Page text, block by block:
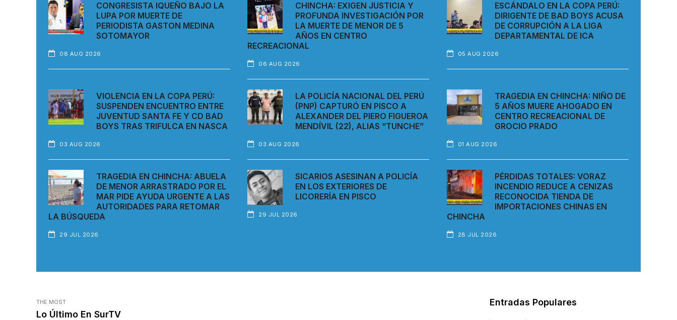
CONGRESISTA IQUEÑO BAJO LA
LUPA POR MUERTE DE
PERIODISTA GASTON MEDINA
SOTOMAYOR
08 AUG 2026
CHINCHA: EXIGEN JUSTICIA Y
PROFUNDA INVESTIGACIÓN POR
LA MUERTE DE MENOR DE 5
AÑOS EN CENTRO
RECREACIONAL
06 AUG 2026
ESCÁNDALO EN LA COPA PERÚ:
DIRIGENTE DE BAD BOYS ACUSA
DE CORRUPCIÓN A LA LIGA
DEPARTAMENTAL DE ICA
05 AUG 2026
VIOLENCIA EN LA COPA PERÚ:
SUSPENDEN ENCUENTRO ENTRE
JUVENTUD SANTA FE Y CD BAD
BOYS TRAS TRIFULCA EN NASCA
03 AUG 2026
LA POLICÍA NACIONAL DEL PERÚ
(PNP) CAPTURÓ EN PISCO A
ALEXANDER DEL PIERO FIGUEROA
MENDÍVIL (22), ALIAS “TUNCHE”
03 AUG 2026
TRAGEDIA EN CHINCHA: NIÑO DE
5 AÑOS MUERE AHOGADO EN
CENTRO RECREACIONAL DE
GROCIO PRADO
01 AUG 2026
TRAGEDIA EN CHINCHA: ABUELA
DE MENOR ARRASTRADO POR EL
MAR PIDE AYUDA URGENTE A LAS
AUTORIDADES PARA RETOMAR
LA BÚSQUEDA
29 JUL 2026
SICARIOS ASESINAN A POLICÍA
EN LOS EXTERIORES DE
LICORERÍA EN PISCO
29 JUL 2026
PÉRDIDAS TOTALES: VORAZ
INCENDIO REDUCE A CENIZAS
RECONOCIDA TIENDA DE
IMPORTACIONES CHINAS EN
CHINCHA
28 JUL 2026
THE MOST
Lo Último En SurTV
Entradas Populares